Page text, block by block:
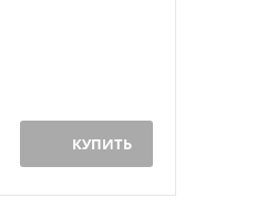
КУПИТЬ